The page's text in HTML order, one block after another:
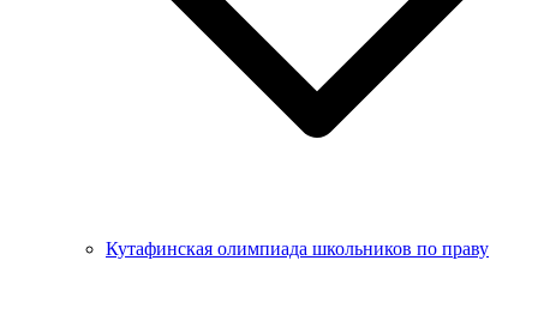
Кутафинская олимпиада школьников по праву